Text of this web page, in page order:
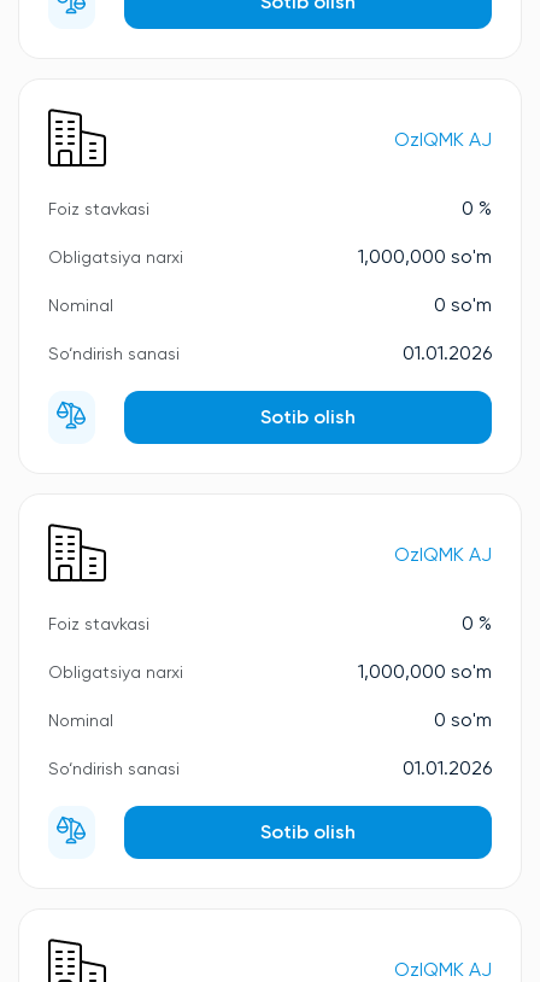
OzIQMK AJ
Foiz stavkasi 0 %
Obligatsiya narxi 1,000,000 so'm
Nominal 0 so'm
So‘ndirish sanasi 01.01.2026
Sotib olish
OzIQMK AJ
Foiz stavkasi 0 %
Obligatsiya narxi 1,000,000 so'm
Nominal 0 so'm
So‘ndirish sanasi 01.01.2026
Sotib olish
OzIQMK AJ